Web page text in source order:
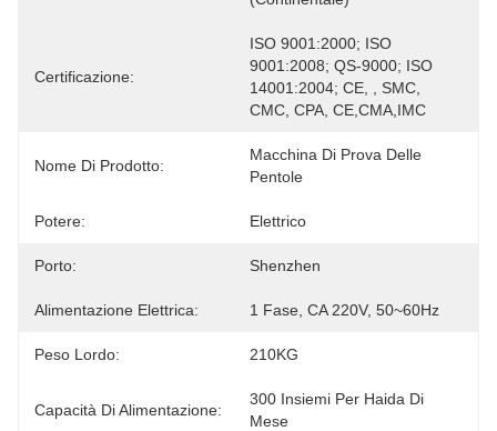
Certificazione:
ISO 9001:2000; ISO
9001:2008; QS-9000; ISO
14001:2004; CE, , SMC,
CMC, CPA, CE,CMA,IMC
Nome Di Prodotto:
Macchina Di Prova Delle
Pentole
Potere: Elettrico
Porto: Shenzhen
Alimentazione Elettrica: 1 Fase, CA 220V, 50~60Hz
Peso Lordo: 210KG
Capacità Di Alimentazione:
300 Insiemi Per Haida Di
Mese